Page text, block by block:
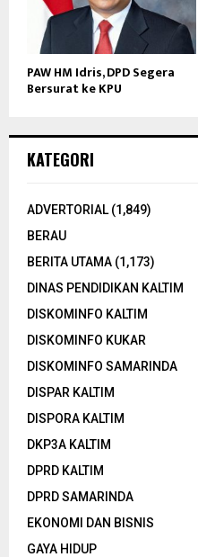
PAW HM Idris, DPD Segera
Bersurat ke KPU
KATEGORI
ADVERTORIAL (1,849)
BERAU
BERITA UTAMA (1,173)
DINAS PENDIDIKAN KALTIM
DISKOMINFO KALTIM
DISKOMINFO KUKAR
DISKOMINFO SAMARINDA
DISPAR KALTIM
DISPORA KALTIM
DKP3A KALTIM
DPRD KALTIM
DPRD SAMARINDA
EKONOMI DAN BISNIS
GAYA HIDUP